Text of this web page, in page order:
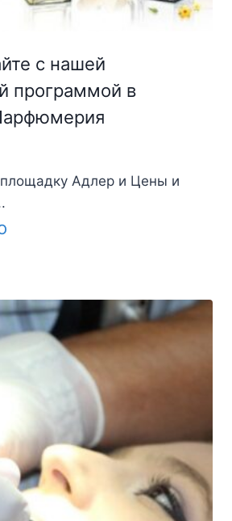
с нашей
программой в
Адлер и Цены и